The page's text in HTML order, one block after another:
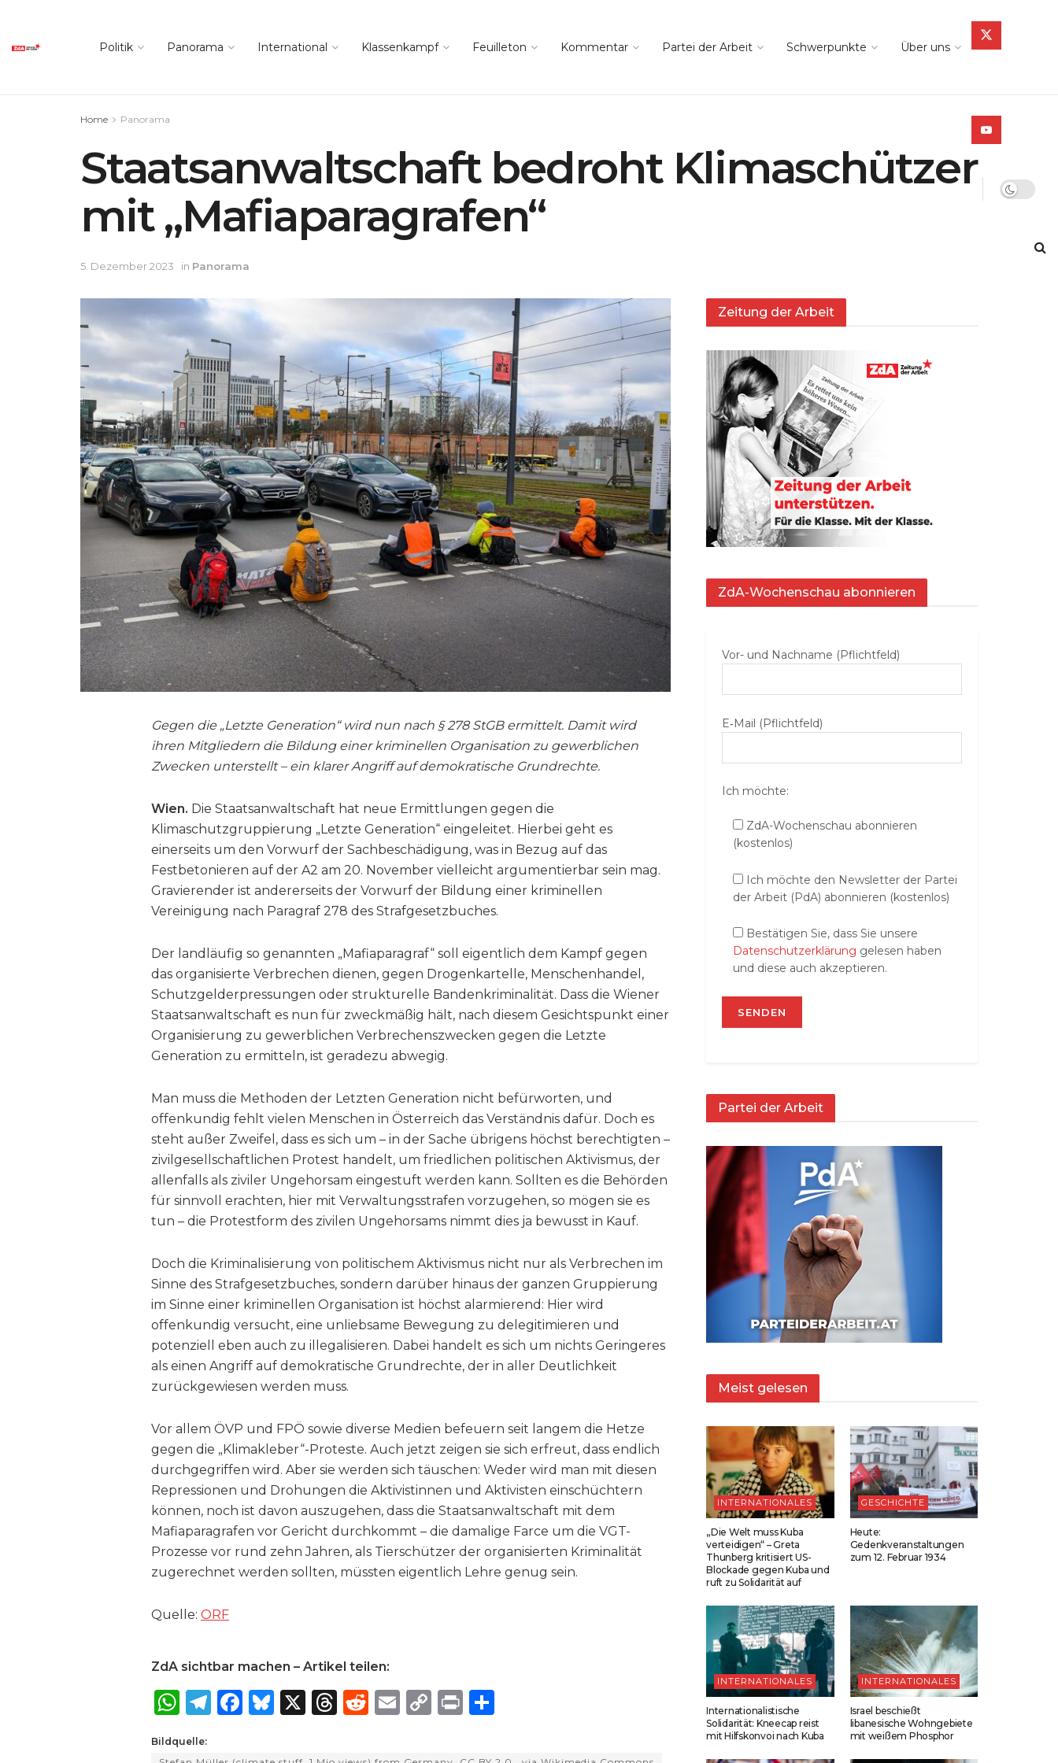
Politik Panorama International Klassenkampf Feuilleton Kommentar Partei der Arbeit Schwerpunkte Über uns
Home Panorama
Staatsanwaltschaft bedroht Klimaschützer
mit „Mafiaparagrafen“
5. Dezember 2023 in Panorama
Gegen die „Letzte Generation“ wird nun nach § 278 StGB ermittelt. Damit wird
ihren Mitgliedern die Bildung einer kriminellen Organisation zu gewerblichen
Zwecken unterstellt – ein klarer Angriff auf demokratische Grundrechte.
Wien. Die Staatsanwaltschaft hat neue Ermittlungen gegen die
Klimaschutzgruppierung „Letzte Generation“ eingeleitet. Hierbei geht es
einerseits um den Vorwurf der Sachbeschädigung, was in Bezug auf das
Festbetonieren auf der A2 am 20. November vielleicht argumentierbar sein mag.
Gravierender ist andererseits der Vorwurf der Bildung einer kriminellen
Vereinigung nach Paragraf 278 des Strafgesetzbuches.
Der landläufig so genannten „Mafiaparagraf“ soll eigentlich dem Kampf gegen
das organisierte Verbrechen dienen, gegen Drogenkartelle, Menschenhandel,
Schutzgelderpressungen oder strukturelle Bandenkriminalität. Dass die Wiener
Staatsanwaltschaft es nun für zweckmäßig hält, nach diesem Gesichtspunkt einer
Organisierung zu gewerblichen Verbrechenszwecken gegen die Letzte
Generation zu ermitteln, ist geradezu abwegig.
Man muss die Methoden der Letzten Generation nicht befürworten, und
offenkundig fehlt vielen Menschen in Österreich das Verständnis dafür. Doch es
steht außer Zweifel, dass es sich um – in der Sache übrigens höchst berechtigten –
zivilgesellschaftlichen Protest handelt, um friedlichen politischen Aktivismus, der
allenfalls als ziviler Ungehorsam eingestuft werden kann. Sollten es die Behörden
für sinnvoll erachten, hier mit Verwaltungsstrafen vorzugehen, so mögen sie es
tun – die Protestform des zivilen Ungehorsams nimmt dies ja bewusst in Kauf.
Doch die Kriminalisierung von politischem Aktivismus nicht nur als Verbrechen im
Sinne des Strafgesetzbuches, sondern darüber hinaus der ganzen Gruppierung
im Sinne einer kriminellen Organisation ist höchst alarmierend: Hier wird
offenkundig versucht, eine unliebsame Bewegung zu delegitimieren und
potenziell eben auch zu illegalisieren. Dabei handelt es sich um nichts Geringeres
als einen Angriff auf demokratische Grundrechte, der in aller Deutlichkeit
zurückgewiesen werden muss.
Vor allem ÖVP und FPÖ sowie diverse Medien befeuern seit langem die Hetze
gegen die „Klimakleber“-Proteste. Auch jetzt zeigen sie sich erfreut, dass endlich
durchgegriffen wird. Aber sie werden sich täuschen: Weder wird man mit diesen
Repressionen und Drohungen die Aktivistinnen und Aktivisten einschüchtern
können, noch ist davon auszugehen, dass die Staatsanwaltschaft mit dem
Mafiaparagrafen vor Gericht durchkommt – die damalige Farce um die VGT-
Prozesse vor rund zehn Jahren, als Tierschützer der organisierten Kriminalität
zugerechnet werden sollten, müssten eigentlich Lehre genug sein.
Quelle: ORF
ZdA sichtbar machen – Artikel teilen:
W
a
T
e
F
c
B
e
X
T
re
R
d
E
ai
C
p
P
n
ar
Bildquelle:
Zeitung der Arbeit
ZdA-Wochenschau abonnieren
Vor- und Nachname (Pflichtfeld)
E‑Mail (Pflichtfeld)
Ich möchte:
ZdA-Wochenschau abonnieren
(kostenlos)
Ich möchte den Newsletter der Partei
der Arbeit (PdA) abonnieren (kostenlos)
Bestätigen Sie, dass Sie unsere
Datenschutzerklärung gelesen haben
und diese auch akzeptieren.
Partei der Arbeit
Meist gelesen
INTERNATIONALES
„Die Welt muss Kuba
verteidigen“ – Greta
Thunberg kritisiert US-
Blockade gegen Kuba und
ruft zu Solidarität auf
GESCHICHTE
Heute:
Gedenkveranstaltungen
zum 12. Februar 1934
INTERNATIONALES
Internationalistische
Solidarität: Kneecap reist
mit Hilfskonvoi nach Kuba
INTERNATIONALES
Israel beschießt
libanesische Wohngebiete
mit weißem Phosphor